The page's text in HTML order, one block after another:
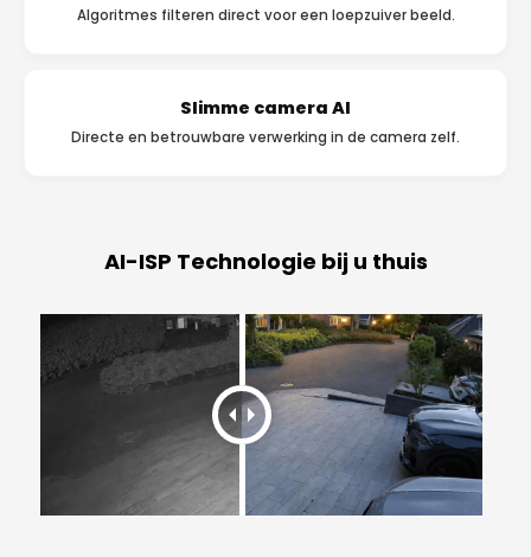
Algoritmes filteren direct voor een loepzuiver beeld.
Slimme camera AI
Directe en betrouwbare verwerking in de camera zelf.
AI-ISP Technologie bij u thuis